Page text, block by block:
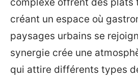
créant un espace où
paysages urbains se
synergie crée une
qui attire différents types